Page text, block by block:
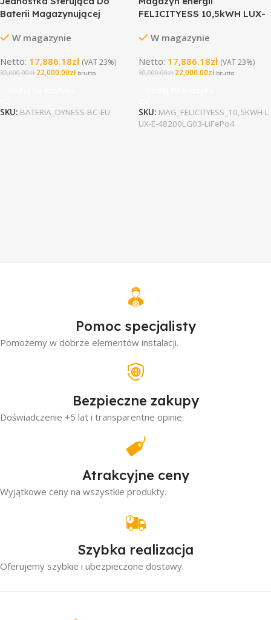
Baterii Magazynującej
W magazynie
Netto: 17,886.18zł (VAT 23%)
30,000.00zł 22,000.00zł brutto
SKU: BATERIA_DYNESS-BC-EU
FELICITYESS 10,5kWH LUX-
(niskonapięciowy)
W magazynie
Netto: 17,886.18zł (VAT 23%)
30,000.00zł 22,000.00zł brutto
SKU: MAG_FELICITYESS_10,5KWH-L
UX-E-48200LG03-LiFePo4
Pomoc specjalisty
Pomożemy w dobrze elementów instalacji.
Bezpieczne zakupy
Doświadczenie +5 lat i transparentne opinie.
Atrakcyjne ceny
Wyjątkowe ceny na wszystkie produkty.
Szybka realizacja
Oferujemy szybkie i ubezpieczone dostawy.